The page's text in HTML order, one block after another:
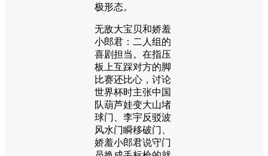
极形态。
无敌大宝贝和娇羞
小郎君：二人组的
喜剧担当。在指压
板上互踩对方的脚
比赛还比心，讨论
世界杯时主张中国
队葫芦娃变大山堵
球门、李宇反驳波
风水门瞬移破门、
娇羞小郎君说守门